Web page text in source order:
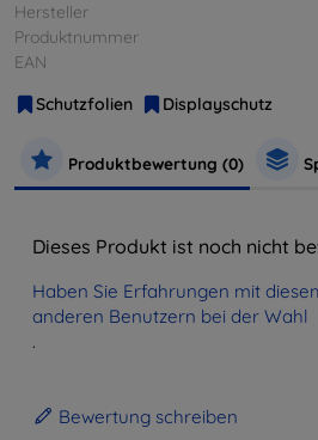
Hersteller
Produktnummer
EAN
Schutzfolien
Displayschutz
Produktbewertung (0)
Dieses Produkt ist noch nicht
Haben Sie Erfahrungen mit
anderen Benutzern bei der Wahl
.
Bewertung schreiben